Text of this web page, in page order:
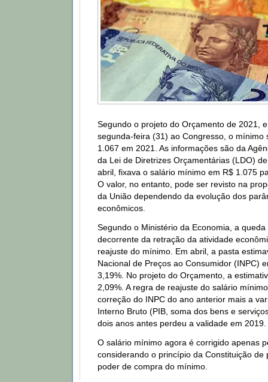
Segundo o projeto do Orçamento de 2021,
segunda-feira (31) ao Congresso, o mínimo
1.067 em 2021. As informações são da
da Lei de Diretrizes Orçamentárias (LDO)
abril, fixava o salário mínimo em R$ 1.075
O valor, no entanto, pode ser revisto na
da União dependendo da evolução dos
econômicos.
Segundo o Ministério da Economia, a
decorrente da retração da atividade
reajuste do mínimo. Em abril, a pasta
Nacional de Preços ao Consumidor (INPC)
3,19%. No projeto do Orçamento, a
2,09%. A regra de reajuste do salário
correção do INPC do ano anterior mais a
Interno Bruto (PIB, soma dos bens e
dois anos antes perdeu a validade em 2019.
O salário mínimo agora é corrigido apenas
considerando o princípio da Constituição de
poder de compra do mínimo.